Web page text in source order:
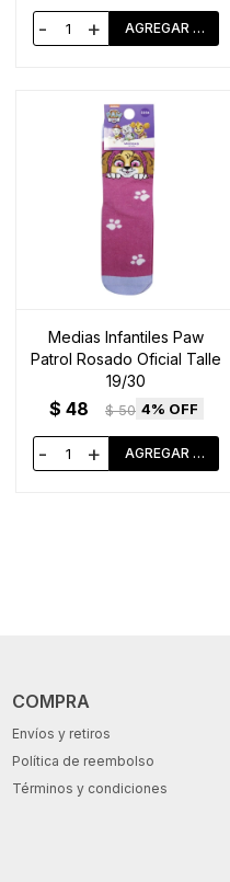
- +
Medias Infantiles Paw
Patrol Rosado Oficial Talle
19/30
$ 48 $ 50 4
- +
COMPRA
Envíos y retiros
Política de reembolso
Términos y condiciones